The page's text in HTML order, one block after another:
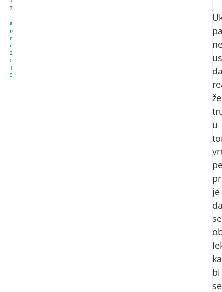
7
.
a
p
r
il
2
0
1
9
ne
da
u
je
da
se
bi
se